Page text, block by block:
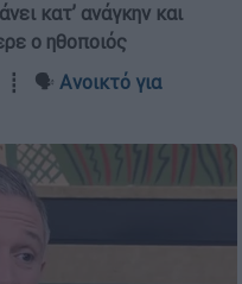
κατ’ ανάγκην και
ο ηθοποιός
┋ 🗣️ Ανοικτό για